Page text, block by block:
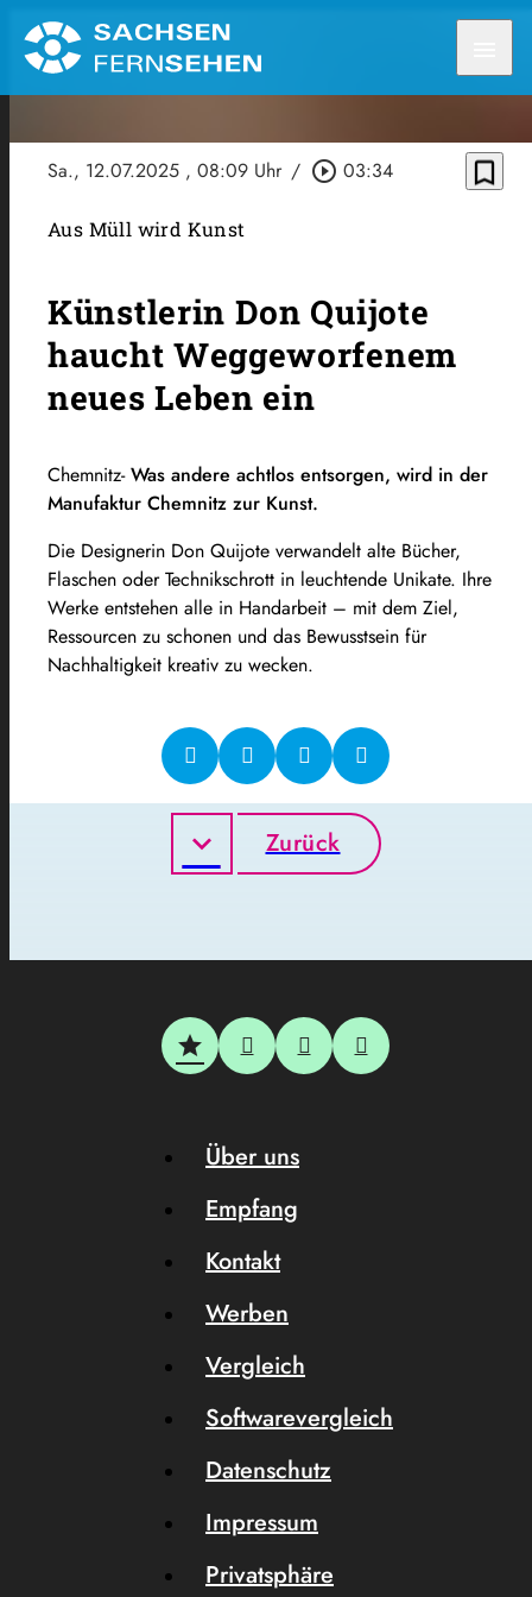
Sa., 12.07.2025 , 08:09 Uhr / play_circle_outline 03:34 bookmark_border
Aus Müll wird Kunst
Künstlerin Don Quijote
haucht Weggeworfenem
neues Leben ein
Chemnitz-Was andere achtlos entsorgen, wird in der
Manufaktur Chemnitz zur Kunst.
Die Designerin Don Quijote verwandelt alte Bücher,
Flaschen oder Technikschrott in leuchtende Unikate. Ihre
Werke entstehen alle in Handarbeit – mit dem Ziel,
Ressourcen zu schonen und das Bewusstsein für
Nachhaltigkeit kreativ zu wecken.
Zurück
Über uns
Empfang
Kontakt
Werben
Vergleich
Softwarevergleich
Datenschutz
Impressum
Privatsphäre